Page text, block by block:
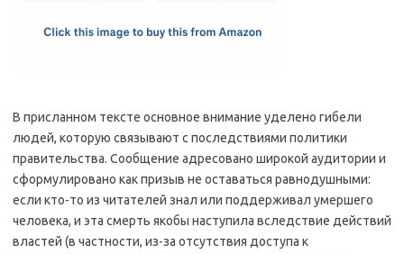
В присланном тексте основное внимание уделено гибели
людей, которую связывают с последствиями политики
правительства. Сообщение адресовано широкой аудитории и
сформулировано как призыв не оставаться равнодушными:
если кто-то из читателей знал или поддерживал умершего
человека, и эта смерть якобы наступила вследствие действий
властей (в частности, из-за отсутствия доступа к